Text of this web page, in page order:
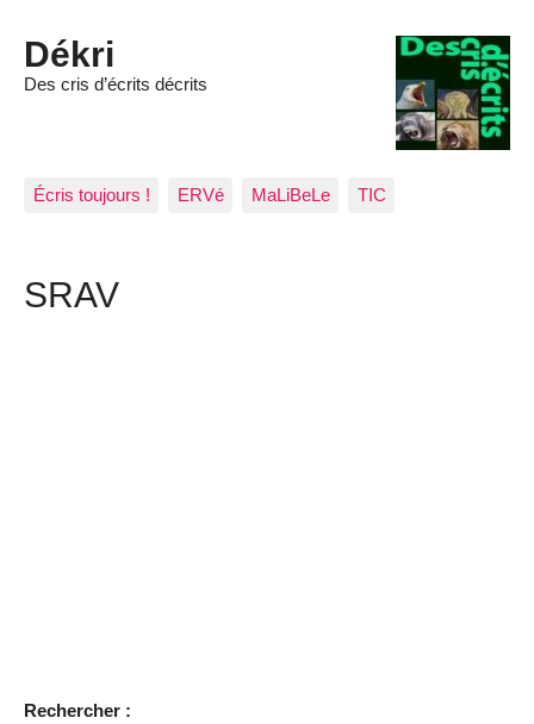
Dékri
Des cris d’écrits décrits
Écris toujours ! ERVé MaLiBeLe TIC
SRAV
Rechercher :